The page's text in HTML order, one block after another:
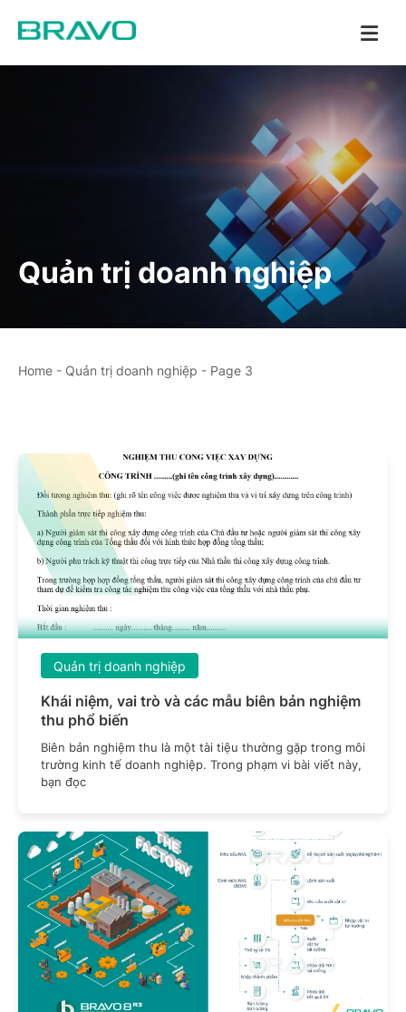
Quản trị doanh nghiệp
Home - Quản trị doanh nghiệp - Page 3
Khái niệm, vai trò và các mẫu biên bản nghiệm
thu phổ biến
Quản trị doanh nghiệp
Biên bản nghiệm thu là một tài tiệu thường gặp trong môi
trường kinh tế doanh nghiệp. Trong phạm vi bài viết này,
bạn đọc